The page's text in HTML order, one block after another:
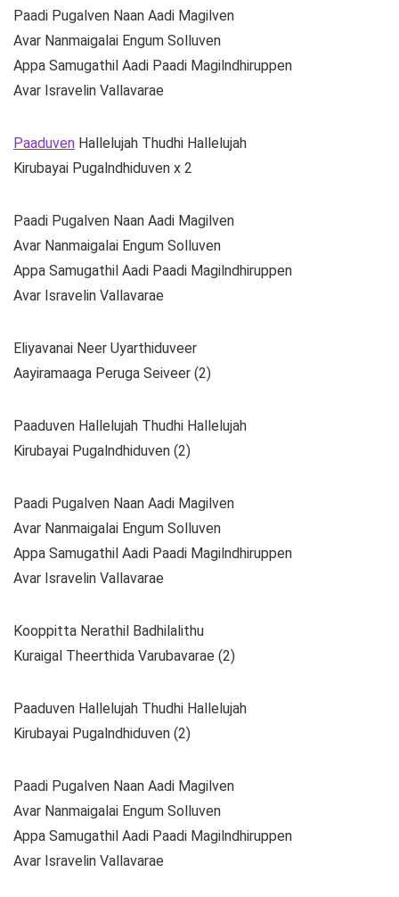
Paadi Pugalven Naan Aadi Magilven
Avar Nanmaigalai Engum Solluven
Appa Samugathil Aadi Paadi Magilndhiruppen
Avar Isravelin Vallavarae
Paaduven Hallelujah Thudhi Hallelujah
Kirubayai Pugalndhiduven x 2
Paadi Pugalven Naan Aadi Magilven
Avar Nanmaigalai Engum Solluven
Appa Samugathil Aadi Paadi Magilndhiruppen
Avar Isravelin Vallavarae
Eliyavanai Neer Uyarthiduveer
Aayiramaaga Peruga Seiveer (2)
Paaduven Hallelujah Thudhi Hallelujah
Kirubayai Pugalndhiduven (2)
Paadi Pugalven Naan Aadi Magilven
Avar Nanmaigalai Engum Solluven
Appa Samugathil Aadi Paadi Magilndhiruppen
Avar Isravelin Vallavarae
Kooppitta Nerathil Badhilalithu
Kuraigal Theerthida Varubavarae (2)
Paaduven Hallelujah Thudhi Hallelujah
Kirubayai Pugalndhiduven (2)
Paadi Pugalven Naan Aadi Magilven
Avar Nanmaigalai Engum Solluven
Appa Samugathil Aadi Paadi Magilndhiruppen
Avar Isravelin Vallavarae